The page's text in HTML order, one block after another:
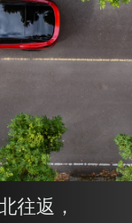
往返，